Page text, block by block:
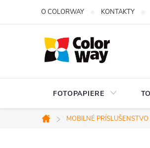
O COLORWAY KONTAKTY
FOTOPAPIERE
Domov
MOBILNÉ PRÍSLUŠENSTVO